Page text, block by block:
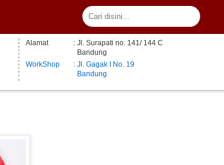
Alamat
: Jl. Surapati no. 141/ 144 C
Bandung
WorkShop
: Jl. Gagak I No. 19
Bandung